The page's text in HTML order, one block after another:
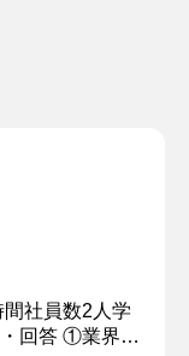
社員数2人学
回答 ①業界の